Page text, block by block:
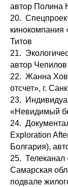
автор Полина
20.
кинокомпания
Титов
21.
автор
22. Жанна
отсчет», г.
23.
«Невидимый
24.
Exploration
Болгария),
25.
Самарская
подвале